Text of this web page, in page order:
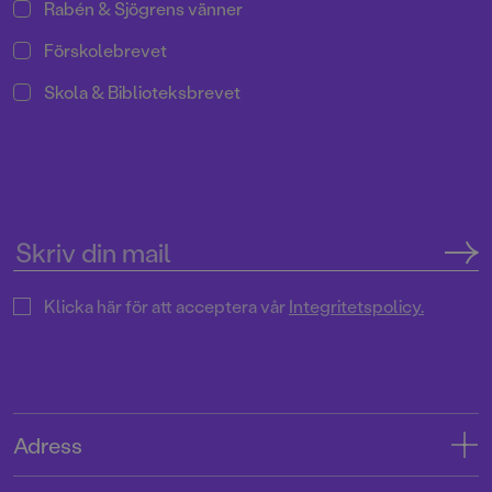
Rabén & Sjögrens vänner
Förskolebrevet
Skola & Biblioteksbrevet
Klicka här för att acceptera vårIntegritetspolicy.
Adress